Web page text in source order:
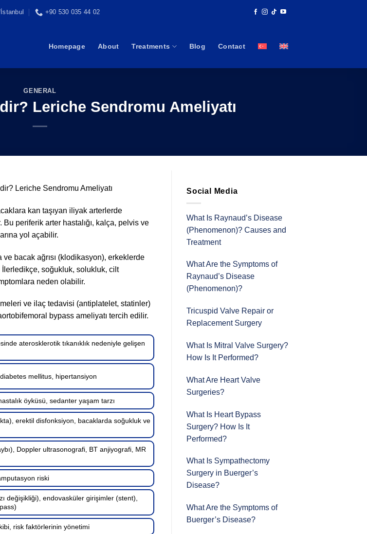
+90 530 035 44 02
Homepage About Treatments Blog Contact
GENERAL
Leriche Sendromu Ameliyatı
Leriche Sendromu Ameliyatı
kan taşıyan iliyak arterlerde
periferik arter hastalığı, kalça, pelvis ve
yol açabilir.
ve bacak ağrısı (klodikasyon), erkeklerde
İlerledikçe, soğukluk, solukluk, cilt
neden olabilir.
ve ilaç tedavisi (antiplatelet, statinler)
bypass ameliyatı tercih edilir.
aterosklerotik tıkanıklık nedeniyle gelişen
mellitus, hipertansiyon
öyküsü, sedanter yaşam tarzı
erektil disfonksiyon, bacaklarda soğukluk ve
Doppler ultrasonografi, BT anjiyografi, MR
riski
değişikliği), endovasküler girişimler (stent),
risk faktörlerinin yönetimi
Social Media
What Is Raynaud’s Disease
(Phenomenon)? Causes and
Treatment
What Are the Symptoms of
Raynaud’s Disease
(Phenomenon)?
Tricuspid Valve Repair or
Replacement Surgery
What Is Mitral Valve Surgery?
How Is It Performed?
What Are Heart Valve
Surgeries?
What Is Heart Bypass
Surgery? How Is It
Performed?
What Is Sympathectomy
Surgery in Buerger’s
Disease?
What Are the Symptoms of
Buerger’s Disease?